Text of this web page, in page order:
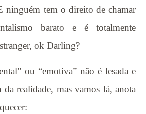
ninguém tem o direito de chamar
barato e é totalmente
ok Darling?
ou “emotiva” não é lesada e
da realidade, mas vamos lá, anota